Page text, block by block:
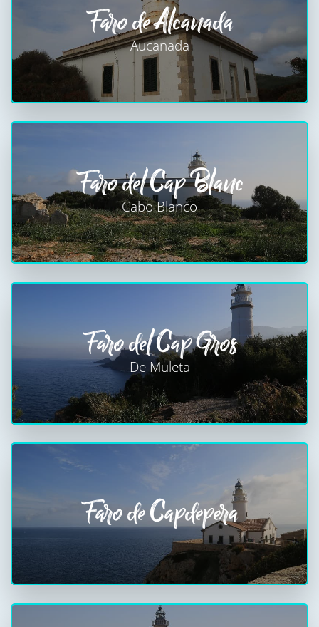
Faro de Alcanada
Aucanada
Faro del Cap Blanc
Cabo Blanco
Faro del Cap Gros
De Muleta
Faro de Capdepera